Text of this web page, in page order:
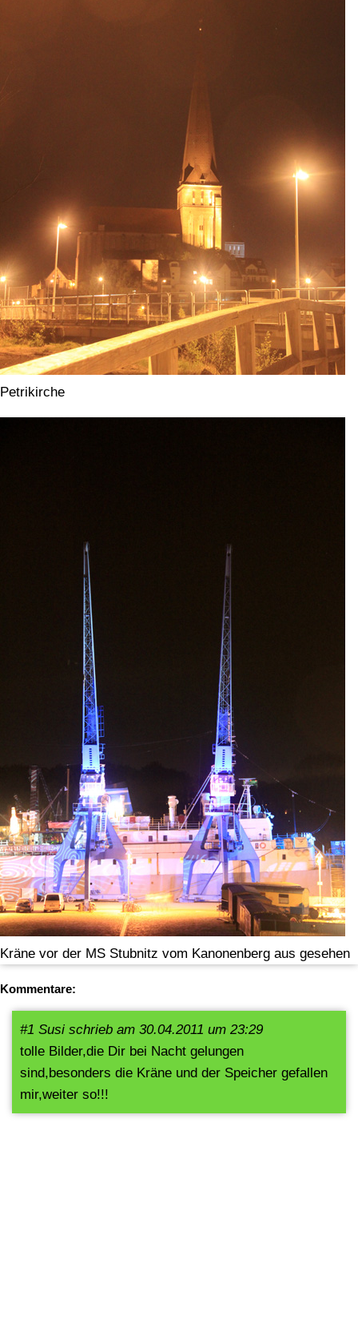
Petrikirche
Kräne vor der MS Stubnitz vom Kanonenberg aus gesehen
Kommentare:
#1 Susi schrieb am 30.04.2011 um 23:29
tolle Bilder,die Dir bei Nacht gelungen
sind,besonders die Kräne und der Speicher gefallen
mir,weiter so!!!